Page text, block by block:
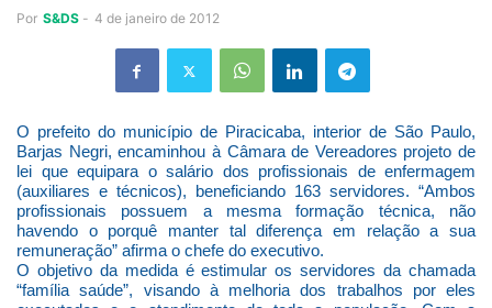
Por S&DS - 4 de janeiro de 2012
O prefeito do município de Piracicaba, interior de São Paulo,
Barjas Negri, encaminhou à Câmara de Vereadores projeto de
lei que equipara o salário dos profissionais de enfermagem
(auxiliares e técnicos), beneficiando 163 servidores. “Ambos
profissionais possuem a mesma formação técnica, não
havendo o porquê manter tal diferença em relação a sua
remuneração” afirma o chefe do executivo.
O objetivo da medida é estimular os servidores da chamada
“família saúde”, visando à melhoria dos trabalhos por eles